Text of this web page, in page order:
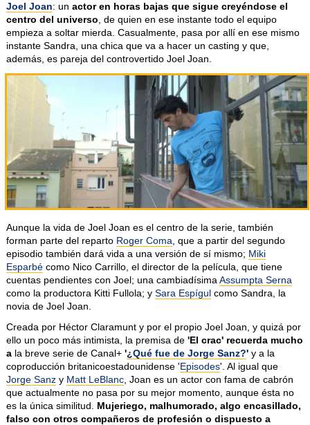
Joel Joan: un actor en horas bajas que sigue creyéndose el
centro del universo , de quien en ese instante todo el equipo
empieza a soltar mierda. Casualmente, pasa por allí en ese mismo
instante Sandra, una chica que va a hacer un casting y que,
además, es pareja del controvertido Joel Joan.
Aunque la vida de Joel Joan es el centro de la serie, también
forman parte del reparto Roger Coma , que a partir del segundo
episodio también dará vida a una versión de sí mismo; Miki
Esparbé como Nico Carrillo, el director de la película, que tiene
cuentas pendientes con Joel; una cambiadísima Assumpta Serna
como la productora Kitti Fullola; y Sara Espígul como Sandra, la
novia de Joel Joan.
Creada por Héctor Claramunt y por el propio Joel Joan, y quizá por
ello un poco más intimista, la premisa de 'El crac' recuerda mucho
a la breve serie de Canal+ '¿Qué fue de Jorge Sanz?' y a la
coproducción britanicoestadounidense 'Episodes'. Al igual que
Jorge Sanz y Matt LeBlanc , Joan es un actor con fama de cabrón
que actualmente no pasa por su mejor momento, aunque ésta no
es la única similitud. Mujeriego, malhumorado, algo encasillado,
falso con otros compañeros de profesión o dispuesto a